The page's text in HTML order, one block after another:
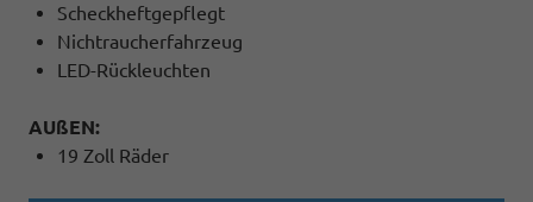
Scheckheftgepflegt
Nichtraucherfahrzeug
LED-Rückleuchten
AUßEN:
19 Zoll Räder